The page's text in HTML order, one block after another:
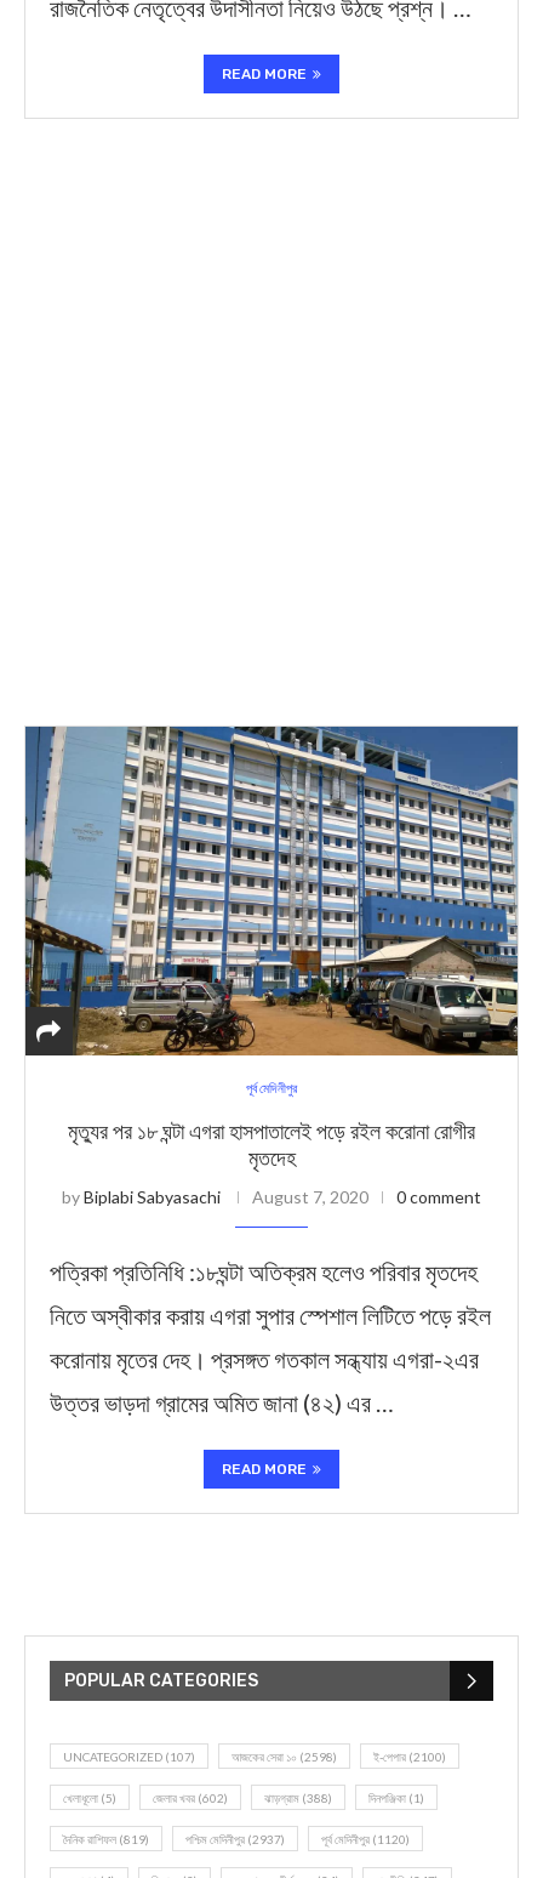
রাজনৈতিক নেতৃত্বের উদাসীনতা নিয়েও উঠছে প্রশ্ন। …
READ MORE
পূর্ব মেদিনীপুর
মৃত্যুর পর ১৮ ঘন্টা এগরা হাসপাতালেই পড়ে রইল করোনা রোগীর
মৃতদেহ
byBiplabi Sabyasachi August 7, 2020 0 comment
পত্রিকা প্রতিনিধি :১৮ঘন্টা অতিক্রম হলেও পরিবার মৃতদেহ
নিতে অস্বীকার করায় এগরা সুপার স্পেশাল লিটিতে পড়ে রইল
করোনায় মৃতের দেহ। প্রসঙ্গত গতকাল সন্ধ্যায় এগরা-২এর
উত্তর ভাড়দা গ্রামের অমিত জানা (৪২) এর …
READ MORE
POPULAR CATEGORIES
UNCATEGORIZED (107) আজকের সেরা ১০ (2598) ই-পেপার (2100)
খেলাধূলো (5) জেলার খবর (602) ঝাড়গ্রাম (388) দিনপঞ্জিকা (1)
দৈনিক রাশিফল (819) পশ্চিম মেদিনীপুর (2937) পূর্ব মেদিনীপুর (1120)